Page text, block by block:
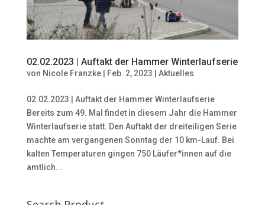
02.02.2023 | Auftakt der Hammer Winterlaufserie
von Nicole Franzke| Feb. 2, 2023 Aktuelles
02.02.2023 | Auftakt der Hammer Winterlaufserie
Bereits zum 49. Mal findet in diesem Jahr die Hammer
Winterlaufserie statt. Den Auftakt der dreiteiligen Serie
machte am vergangenen Sonntag der 10 km-Lauf. Bei
kalten Temperaturen gingen 750 Läufer*innen auf die
amtlich...